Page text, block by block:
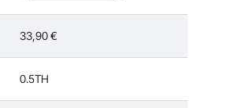
33,90€
0.5TH